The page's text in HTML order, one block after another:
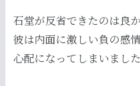
石堂が反省できたのは良
彼は内面に激しい負の感
心配になってしまいました